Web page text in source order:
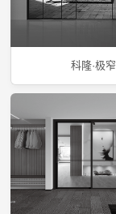
科隆·极窄